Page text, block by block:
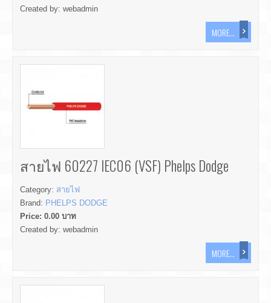
Created by: webadmin
MORE...
สายไฟ 60227 IEC06 (VSF) Phelps Dodge
Category: สายไฟ
Brand: PHELPS DODGE
Price: 0.00 บาท
Created by: webadmin
MORE...